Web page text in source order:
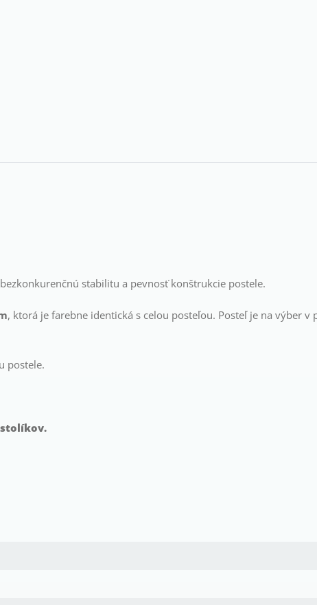
stabilitu a pevnosť konštrukcie postele.
, ktorá je farebne identická s celou posteľou. Posteľ je na výber
postele.
stolíkov.